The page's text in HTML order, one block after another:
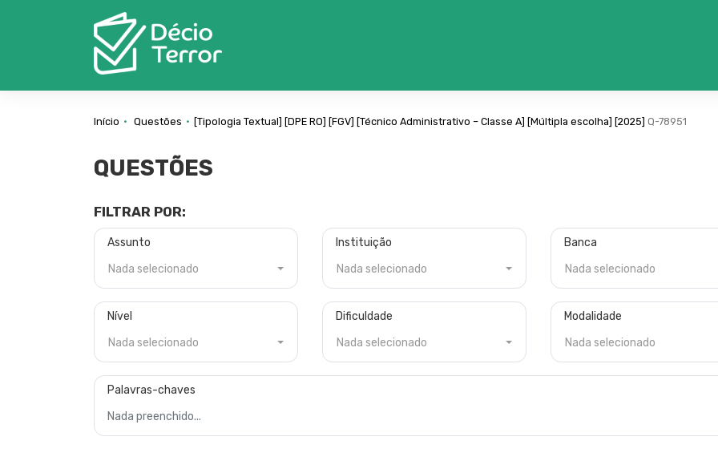
Início Questões [Tipologia Textual] [DPE RO] [FGV] [Técnico Administrativo – Classe A] [Múltipla escolha] [2025] Q-78951
QUESTÕES
FILTRAR POR:
Assunto
Nada selecionado
Instituição
Nada selecionado
Banca
Nada selecionado
Nível
Nada selecionado
Dificuldade
Nada selecionado
Modalidade
Nada selecionado
Palavras-chaves